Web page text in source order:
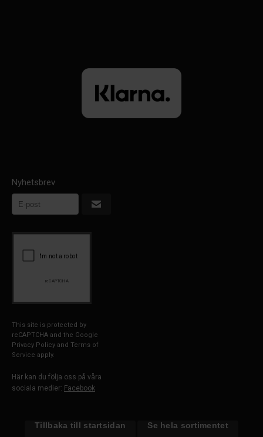
Nyhetsbrev
This site is protected by
reCAPTCHA and the Google
Privacy Policy and Terms of
Service apply.
Här kan du följa oss på våra
sociala medier: Facebook
Tillbaka till startsidan Se hela sortimentet